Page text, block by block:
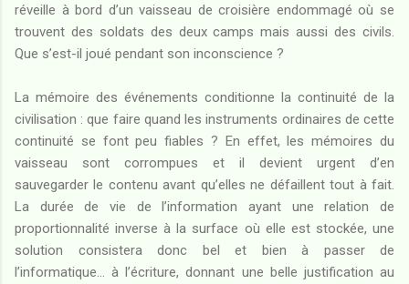
réveille à bord d’un vaisseau de croisière endommagé où se
trouvent des soldats des deux camps mais aussi des civils.
Que s’est-il joué pendant son inconscience ?
La mémoire des événements conditionne la continuité de la
civilisation : que faire quand les instruments ordinaires de cette
continuité se font peu fiables ? En effet, les mémoires du
vaisseau sont corrompues et il devient urgent d’en
sauvegarder le contenu avant qu’elles ne défaillent tout à fait.
La durée de vie de l’information ayant une relation de
proportionnalité inverse à la surface où elle est stockée, une
solution consistera donc bel et bien à passer de
l’informatique… à l’écriture, donnant une belle justification au